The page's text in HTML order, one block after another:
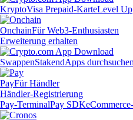
KryptoVisa Prepaid-KarteLevel Up
OnchainFür Web3-Enthusiasten
Erweiterung erhalten
SwappenStakendApps durchsuchen
PayFür Händler
Händler-Registrierung
Pay-TerminalPay SDK